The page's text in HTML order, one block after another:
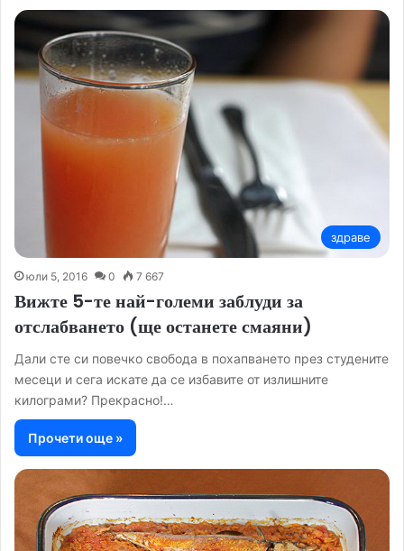
здраве
юли 5, 2016 0 7 667
Вижте 5-те най-големи заблуди за
отслабването (ще останете смаяни)
Дали сте си повечко свобода в похапването през студените
месеци и сега искате да се избавите от излишните
килограми? Прекрасно!…
Прочети още »